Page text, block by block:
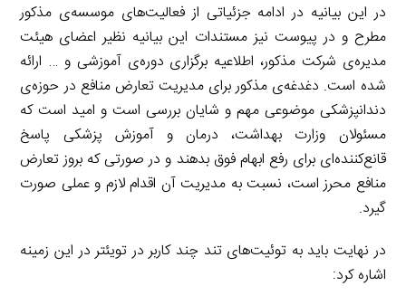
در این بیانیه در ادامه جزئیاتی از فعالیت‌های موسسه‌ی مذکور
مطرح و در پیوست نیز مستندات این بیانیه نظیر اعضای هیئت
مدیره‌ی شرکت مذکور، اطلاعیه برگزاری دوره‌ی آموزشی و … ارائه
شده است. دغدغه‌ی مذکور برای مدیریت تعارض منافع در حوزه‌ی
دندانپزشکی موضوعی مهم و شایان بررسی است و امید است که
مسئولان وزارت بهداشت، درمان و آموزش پزشکی پاسخ
قانع‌کننده‌ای برای رفع ابهام فوق بدهند و در صورتی که بروز تعارض
منافع محرز است، نسبت به مدیریت آن اقدام لازم و عملی صورت
گیرد.
در نهایت باید به توئیت‌های تند چند کاربر در تویئتر در این زمینه
اشاره کرد: